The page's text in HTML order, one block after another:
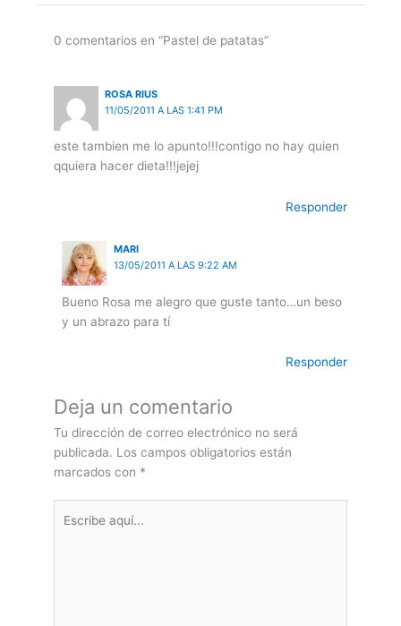
0 comentarios en “Pastel de patatas”
ROSA RIUS
11/05/2011 A LAS 1:41 PM
este tambien me lo apunto!!!contigo no hay quien
qquiera hacer dieta!!!jejej
Responder
MARI
13/05/2011 A LAS 9:22 AM
Bueno Rosa me alegro que guste tanto…un beso
y un abrazo para tí
Responder
Deja un comentario
Tu dirección de correo electrónico no será
publicada. Los campos obligatorios están
marcados con *
aquí...